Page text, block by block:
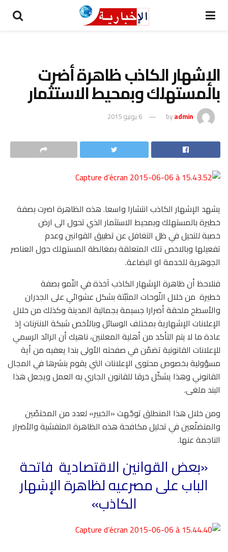
الإشهار الكاذب ظاهرة أضرت
بالمستهلك وبمحيط الاستثمار
byadmin 6 يونيو 2015
يشهد الإشهار الكاذب انتشارا واسعا. هذه الظاهرة اضرت بصفة
خطيرة بالمستهلك وبمحيط الاستثمار الذي تحول الى ارض
خصبة للتحيل في ظل التغافل عن تطبيق القوانين وعدم
تفعيلها وبالاخص تلك المتعلقة بمغالطة المستهلك حول العناصر
الجوهرية للخدمة او البضاعة.
فنلاحظ أن ظاهرة الإشهار الكاذب آخذة في النّمو بصفة
خطيرة من خلال اللّوحات المثبّتة بشكل عشوائي على الجدران
والأسطح ملحقة أضرارا جسيمة بجمالية المدينة وكذلك من خلال
الإعلانات الإشهارية بمختلف الوسائل وبالأخص شبكة الانترنات إذ
عادة ما لا يتم التأكد من أهلية المعلنين، ناهيك أن الرائد الرسمي
للإعلانات القانونية تضمّن في صفحته الأولى بندا يعفيه من أية
مسؤولية بخصوص محتوى الإعلانات التي يقوم بنشرها في المجال
القانوني وهذا يشكّل خرقا للقانون الجاري به العمل ويجعل هذا
البند ملغى.
ومن خلال هذا المنطلق توجّهت «الخبير» لعدد من المختصّين
والمتضلّعين في تحليل مكافحة هذه الظاهرة المتفشية والأضرار
الناجمة عنها.
«بعض القوانين الاقتصادية فاتحة
الباب على مصرعيه لظاهرة الإشهار
الكاذب»